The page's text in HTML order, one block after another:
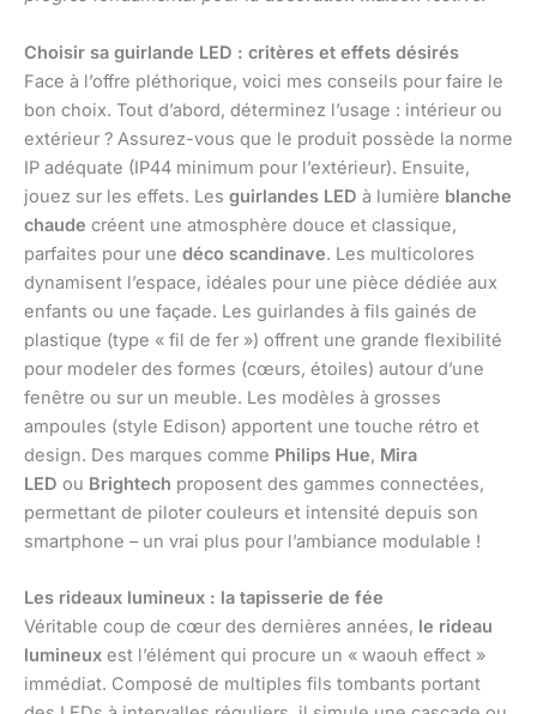
Choisir sa guirlande LED : critères et effets désirés
Face à l’offre pléthorique, voici mes conseils pour faire le
bon choix. Tout d’abord, déterminez l’usage : intérieur ou
extérieur ? Assurez-vous que le produit possède la norme
IP adéquate (IP44 minimum pour l’extérieur). Ensuite,
jouez sur les effets. Les guirlandes LED à lumière blanche
chaude créent une atmosphère douce et classique,
parfaites pour une déco scandinave. Les multicolores
dynamisent l’espace, idéales pour une pièce dédiée aux
enfants ou une façade. Les guirlandes à fils gainés de
plastique (type « fil de fer ») offrent une grande flexibilité
pour modeler des formes (cœurs, étoiles) autour d’une
fenêtre ou sur un meuble. Les modèles à grosses
ampoules (style Edison) apportent une touche rétro et
design. Des marques comme Philips Hue, Mira
LED ou Brightech proposent des gammes connectées,
permettant de piloter couleurs et intensité depuis son
smartphone – un vrai plus pour l’ambiance modulable !
Les rideaux lumineux : la tapisserie de fée
Véritable coup de cœur des dernières années, le rideau
lumineux est l’élément qui procure un « waouh effect »
immédiat. Composé de multiples fils tombants portant